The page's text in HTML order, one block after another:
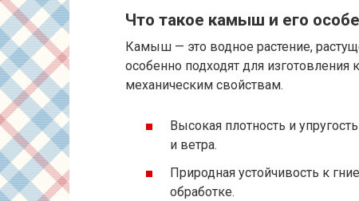
Что такое камыш и его
Камыш — это водное растение,
особенно подходят для
механическим свойствам.
Высокая плотность и
и ветра.
Природная устойчивость к
обработке.